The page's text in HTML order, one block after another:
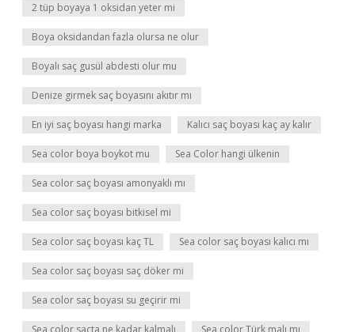
2 tüp boyaya 1 oksidan yeter mi
Boya oksidandan fazla olursa ne olur
Boyalı saç gusül abdesti olur mu
Denize girmek saç boyasını akıtır mı
En iyi saç boyası hangi marka Kalıcı saç boyası kaç ay kalır
Sea color boya boykot mu Sea Color hangi ülkenin
Sea color saç boyası amonyaklı mı
Sea color saç boyası bitkisel mi
Sea color saç boyası kaç TL Sea color saç boyası kalıcı mı
Sea color saç boyası saç döker mi
Sea color saç boyası su geçirir mi
Sea color saçta ne kadar kalmalı Sea color Türk malı mı